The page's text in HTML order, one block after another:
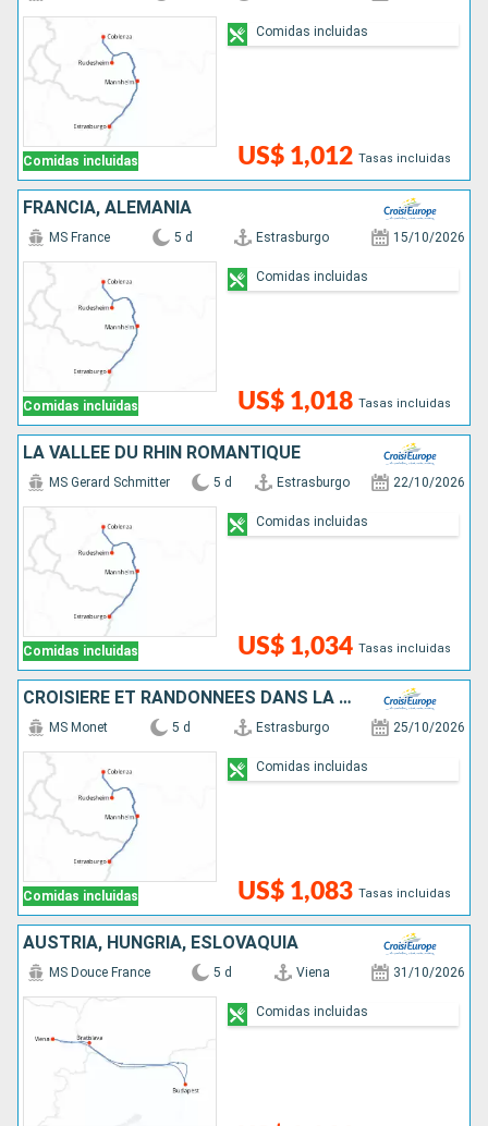
Comidas incluidas US$ 1,012 Tasas incluidas
Comidas incluidas
FRANCIA, ALEMANIA
Comidas incluidas
MS France 5 d Estrasburgo 15/10/2026
US$ 1,018 Tasas incluidas
Comidas incluidas
LA VALLÉE DU RHIN ROMANTIQUE
Comidas incluidas
MS Gerard Schmitter 5 d Estrasburgo 22/10/2026
US$ 1,034 Tasas incluidas
Comidas incluidas
CROISIÈRE ET RANDONNÉES DANS LA VALLÉE DU RHIN - HISTOIRE, TRADITIONS ET AMBIANCE RHÉNANE
Comidas incluidas
MS Monet 5 d Estrasburgo 25/10/2026
US$ 1,083 Tasas incluidas
Comidas incluidas
AUSTRIA, HUNGRÍA, ESLOVAQUIA
MS Douce France 5 d Viena 31/10/2026
Comidas incluidas